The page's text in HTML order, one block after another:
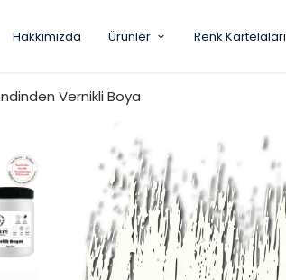
Hakkımızda Ürünler Renk Kartelaları
Vernikli Boya